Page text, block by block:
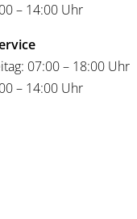
– 14:00 Uhr
07:00 – 18:00 Uhr
– 14:00 Uhr